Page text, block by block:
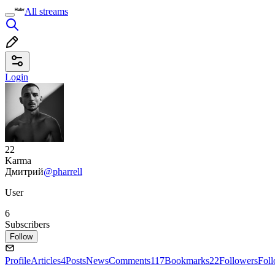
All streams
Login
22
Karma
Дмитрий@pharrell
User
6
Subscribers
Follow
ProfileArticles4PostsNewsComments117Bookmarks22Followers